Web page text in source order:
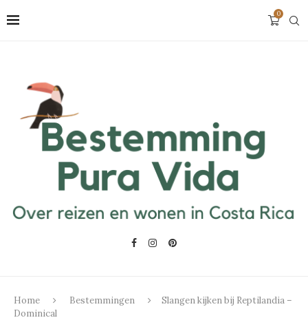
0
Home Bestemmingen
Slangen kijken bij Reptilandia –
Dominical